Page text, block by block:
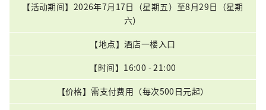
【活动期间】2026年7月17日（星期五）至8月29日（星期
六）
【地点】酒店一楼入口
【时间】16:00 - 21:00
【价格】需支付费用（每次500日元起）